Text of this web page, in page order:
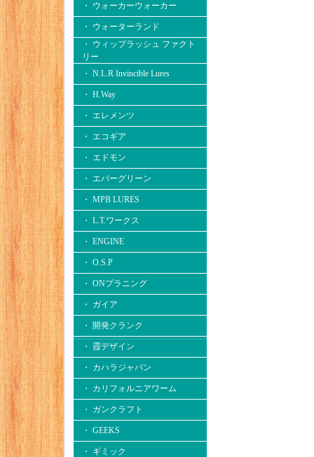
・ ウォーカーウォーカー
・ ウォーターランド
・ ウィップラッシュ ファクト
リー
・ N.L.R Invincible Lures
・ H.Way
・ エレメンツ
・ エコギア
・ エドモン
・ エバーグリーン
・ MPB LURES
・ L.T.ワークス
・ ENGINE
・ O.S.P
・ ONプラニング
・ ガイア
・ 開発クランク
・ 霞デザイン
・ カハラジャパン
・ カリフォルニアワーム
・ ガンクラフト
・ GEEKS
・ ギミック